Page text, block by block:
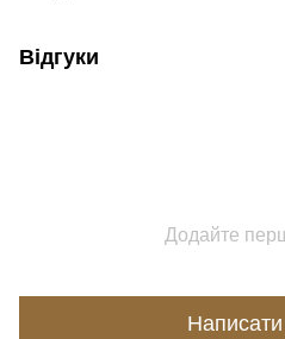
Відгуки
Додайте
Написати